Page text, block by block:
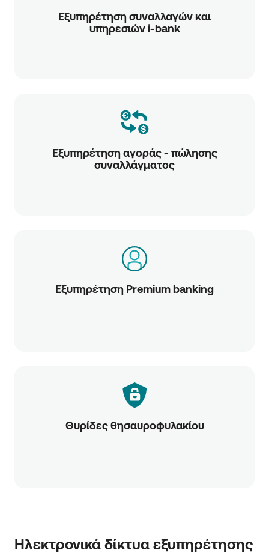
Εξυπηρέτηση συναλλαγών και
υπηρεσιών i-bank
Εξυπηρέτηση αγοράς - πώλησης
συναλλάγματος
Εξυπηρέτηση Premium banking
Θυρίδες θησαυροφυλακίου
Ηλεκτρονικά δίκτυα εξυπηρέτησης